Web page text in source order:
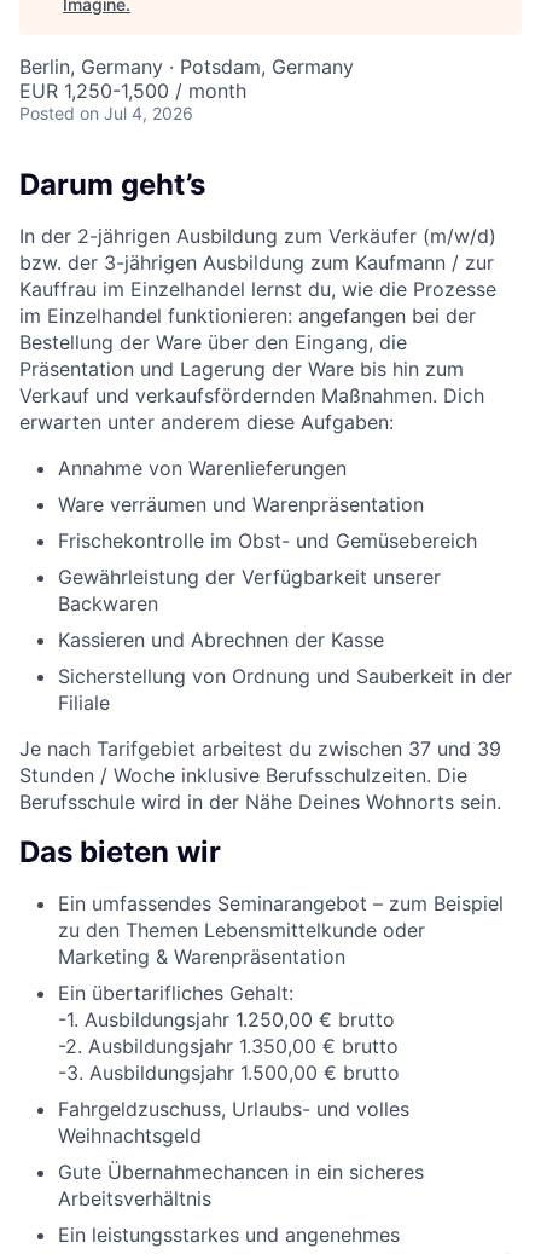
Imagine.
Berlin, Germany · Potsdam, Germany
EUR 1,250-1,500 / month
Posted on Jul 4, 2026
Darum geht’s
In der 2-jährigen Ausbildung zum Verkäufer (m/w/d)
bzw. der 3-jährigen Ausbildung zum Kaufmann / zur
Kauffrau im Einzelhandel lernst du, wie die Prozesse
im Einzelhandel funktionieren: angefangen bei der
Bestellung der Ware über den Eingang, die
Präsentation und Lagerung der Ware bis hin zum
Verkauf und verkaufsfördernden Maßnahmen. Dich
erwarten unter anderem diese Aufgaben:
Annahme von Warenlieferungen
Ware verräumen und Warenpräsentation
Frischekontrolle im Obst- und Gemüsebereich
Gewährleistung der Verfügbarkeit unserer
Backwaren
Kassieren und Abrechnen der Kasse
Sicherstellung von Ordnung und Sauberkeit in der
Filiale
Je nach Tarifgebiet arbeitest du zwischen 37 und 39
Stunden / Woche inklusive Berufsschulzeiten. Die
Berufsschule wird in der Nähe Deines Wohnorts sein.
Das bieten wir
Ein umfassendes Seminarangebot – zum Beispiel
zu den Themen Lebensmittelkunde oder
Marketing & Warenpräsentation
Ein übertarifliches Gehalt:
-1. Ausbildungsjahr 1.250,00 € brutto
-2. Ausbildungsjahr 1.350,00 € brutto
-3. Ausbildungsjahr 1.500,00 € brutto
Fahrgeldzuschuss, Urlaubs- und volles
Weihnachtsgeld
Gute Übernahmechancen in ein sicheres
Arbeitsverhältnis
Ein leistungsstarkes und angenehmes